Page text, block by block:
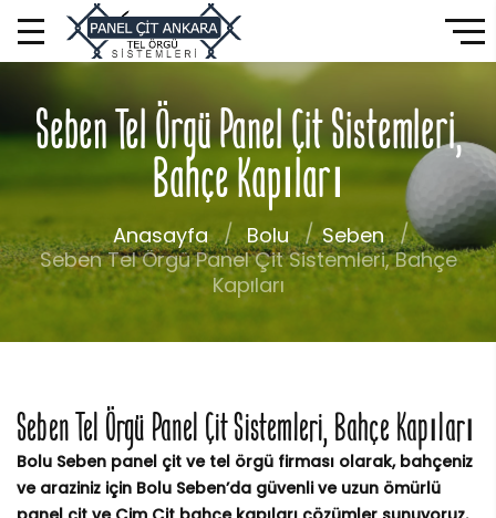
Seben Tel Örgü Panel Çit Sistemleri,
Bahçe Kapıları
Anasayfa Bolu
Seben
Seben Tel Örgü Panel Çit Sistemleri, Bahçe
Kapıları
Seben Tel Örgü Panel Çit Sistemleri, Bahçe Kapıları
Bolu Seben panel çit ve tel örgü firması olarak, bahçeniz
ve araziniz için Bolu Seben’da güvenli ve uzun ömürlü